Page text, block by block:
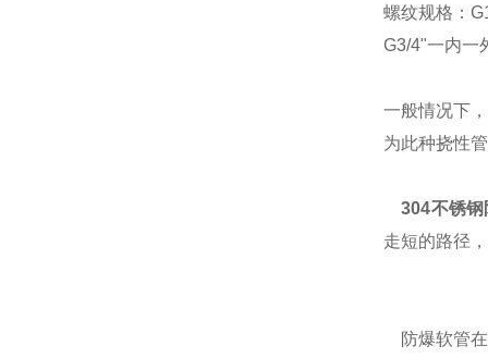
螺纹规格：
G3/4"一内一
一般情况下
为此种挠性
304不锈
走短的路径
防爆软管在